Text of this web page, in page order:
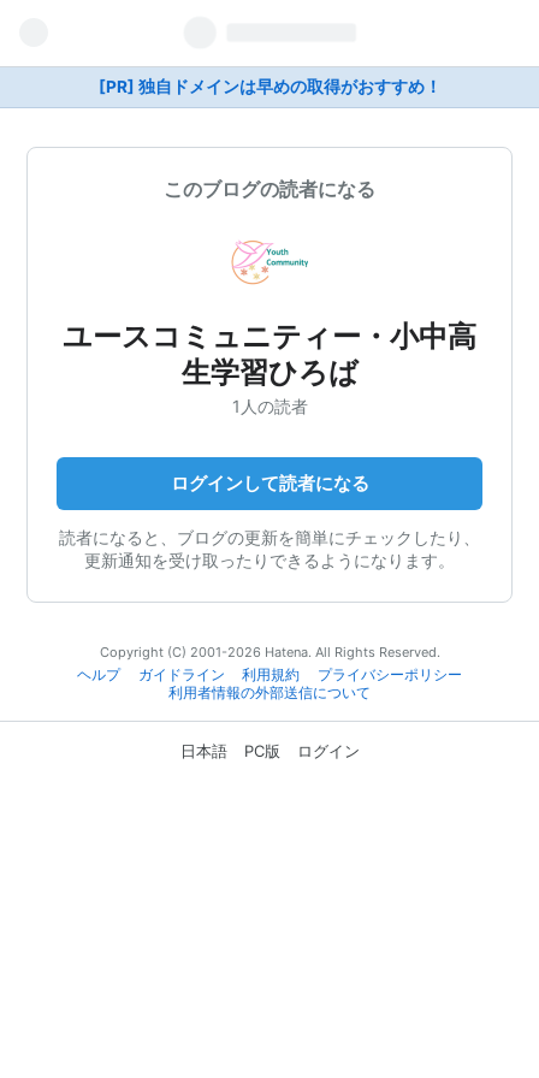
[PR] 独自ドメインは早めの取得がおすすめ！
このブログの読者になる
ユースコミュニティー・小中高
生学習ひろば
1人の読者
ログインして読者になる
読者になると、ブログの更新を簡単にチェックしたり、
更新通知を受け取ったりできるようになります。
Copyright (C) 2001-2026 Hatena. All Rights Reserved.
ヘルプ
ガイドライン 利用規約
プライバシーポリシー
利用者情報の外部送信について
日本語 PC版 ログイン